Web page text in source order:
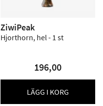
ZiwiPeak
Hjorthorn, hel - 1 st
196,00
LÄGG I KORG